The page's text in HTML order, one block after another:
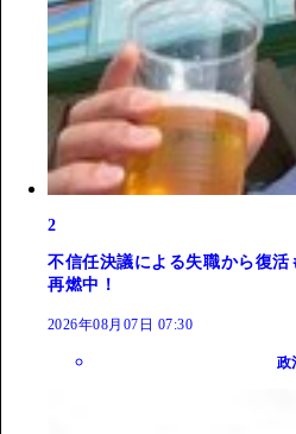
2
不信任決議による失職から復
再燃中！
2026年08月07日 07:30
政